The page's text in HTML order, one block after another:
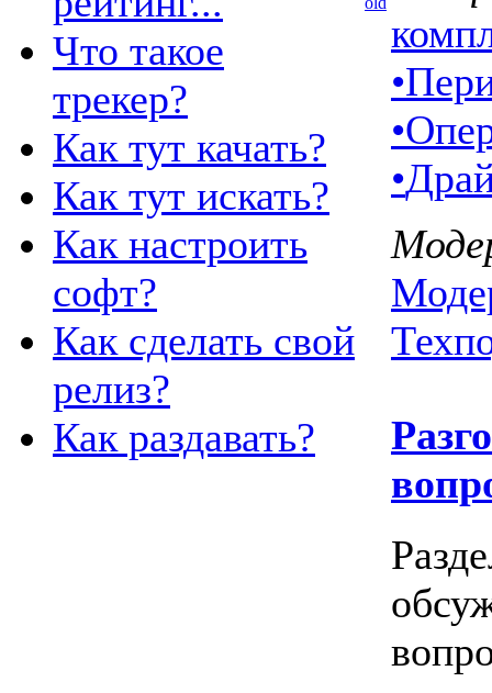
Что такое
трекер?
Как тут качать?
Как тут искать?
Как настроить
софт?
Как сделать свой
релиз?
Как раздавать?
•
•
•